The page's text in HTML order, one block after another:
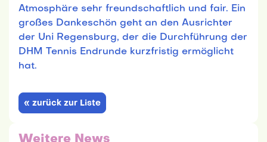
Atmosphäre sehr freundschaftlich und fair. Ein
großes Dankeschön geht an den Ausrichter
der Uni Regensburg, der die Durchführung der
DHM Tennis Endrunde kurzfristig ermöglicht
hat.
« zurück zur Liste
Weitere News